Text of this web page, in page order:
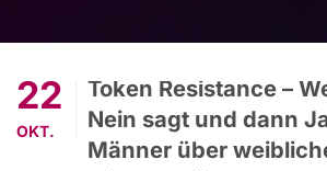
22
OKT.
Token Resistance –
Nein sagt und dann
Männer über